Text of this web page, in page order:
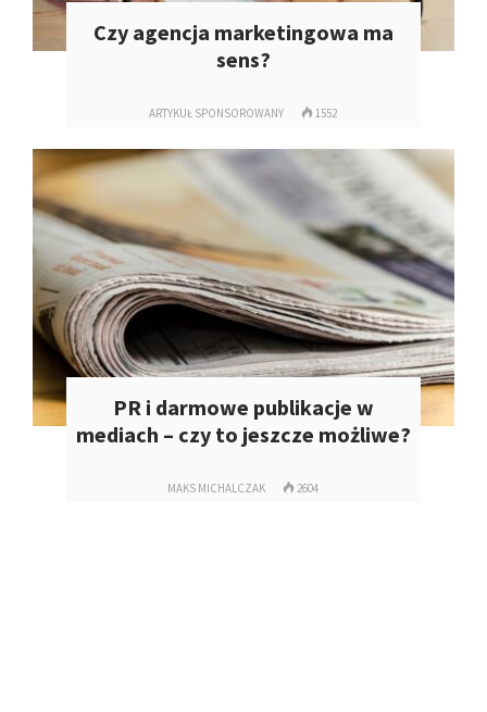
Czy agencja marketingowa ma
sens?
ARTYKUŁ SPONSOROWANY 1552
PR i darmowe publikacje w
mediach – czy to jeszcze możliwe?
MAKS MICHALCZAK 2604